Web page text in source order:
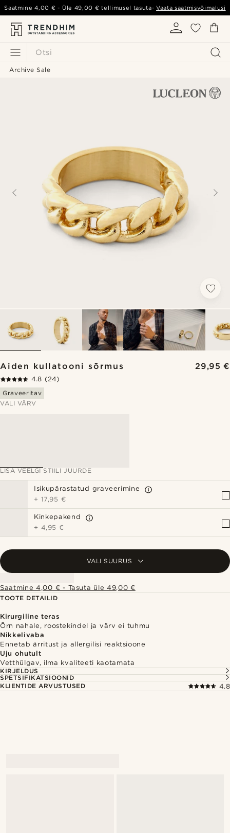
Otsi
Saatmine4,00 € - Üle 49,00 € tellimusel tasuta-Vaata saatmisvõimalusi
Archive Sale
Aiden kullatooni sõrmus 29,95 €
4.8 (24)
Graveeritav
VALI VÄRV
LISA VEELGI STIILI JUURDE
Isikupärastatud graveerimine
+ 17,95 €
Kinkepakend
+ 4,95 €
VALI SUURUS
Saatmine 4,00 € - Tasuta üle 49,00 €
TOOTE DETAILID
Kirurgiline teras
Õrn nahale, roostekindel ja värv ei tuhmu
Nikkelivaba
Ennetab ärritust ja allergilisi reaktsioone
Uju ohutult
Vetthülgav, ilma kvaliteeti kaotamata
KIRJELDUS
SPETSIFIKATSIOONID
KLIENTIDE ARVUSTUSED
4.8